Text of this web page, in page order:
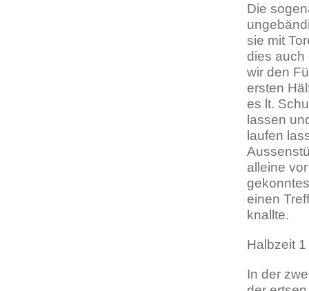
Die
sie mit
dies auch
wir den
ersten
es lt.
lassen
laufen
alleine
einen
knallte.
Halbzeit
In der